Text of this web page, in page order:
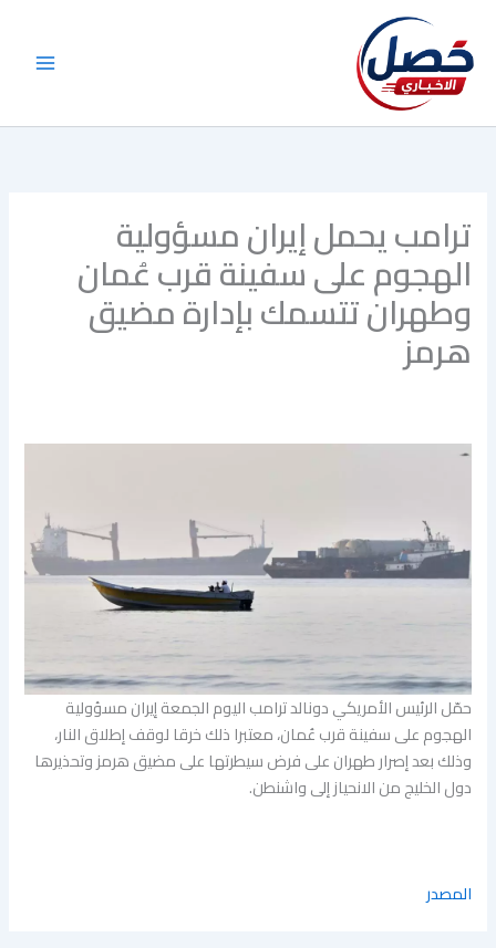
المحتوى
ترامب يحمل إيران مسؤولية
الهجوم على سفينة قرب عُمان
وطهران تتسمك بإدارة مضيق
هرمز
حمّل الرئيس الأمريكي دونالد ترامب اليوم الجمعة إيران مسؤولية
الهجوم على سفينة قرب عُمان، معتبرا ذلك خرقا ​لوقف إطلاق النار،
وذلك بعد إصرار طهران على فرض سيطرتها على مضيق هرمز وتحذيرها
دول الخليج من الانحياز إلى واشنطن.
المصدر